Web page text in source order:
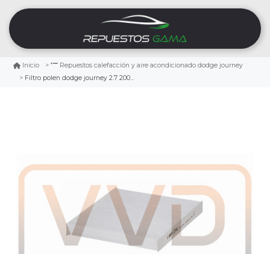
Inicio
Repuestos calefacción y aire acondicionado dodge journey
Filtro polen dodge journey 2.7 2009/2010